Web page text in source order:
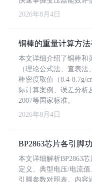
2026年8月4日
铜棒的重量计算方
本文详细介绍了铜棒和
（理论公式法、查表
棒密度取值（8.4-8.7g/
际计算案例、误差分析
2007等国家标准。
2026年8月4日
BP2863芯片各引脚
本文详细解析BP2863
定义、典型电压/电流
引脚参数对照表。内容